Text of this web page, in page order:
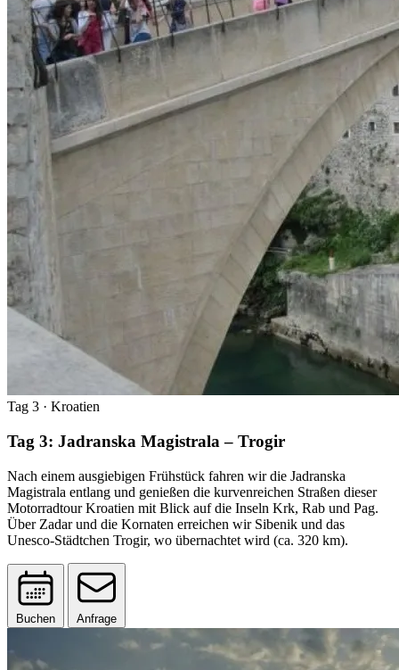
Tag 3 · Kroatien
Tag 3: Jadranska Magistrala – Trogir
Nach einem ausgiebigen Frühstück fahren wir die Jadranska
Magistrala entlang und genießen die kurvenreichen Straßen dieser
Motorradtour Kroatien mit Blick auf die Inseln Krk, Rab und Pag.
Über Zadar und die Kornaten erreichen wir Sibenik und das
Unesco-Städtchen Trogir, wo übernachtet wird (ca. 320 km).
Buchen Anfrage